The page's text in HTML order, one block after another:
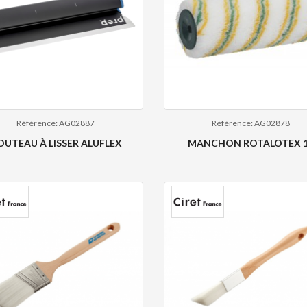
Référence: AG02887
À LISSER ALUFLEX
Référence: AG02878
MANCHON ROTALOTEX